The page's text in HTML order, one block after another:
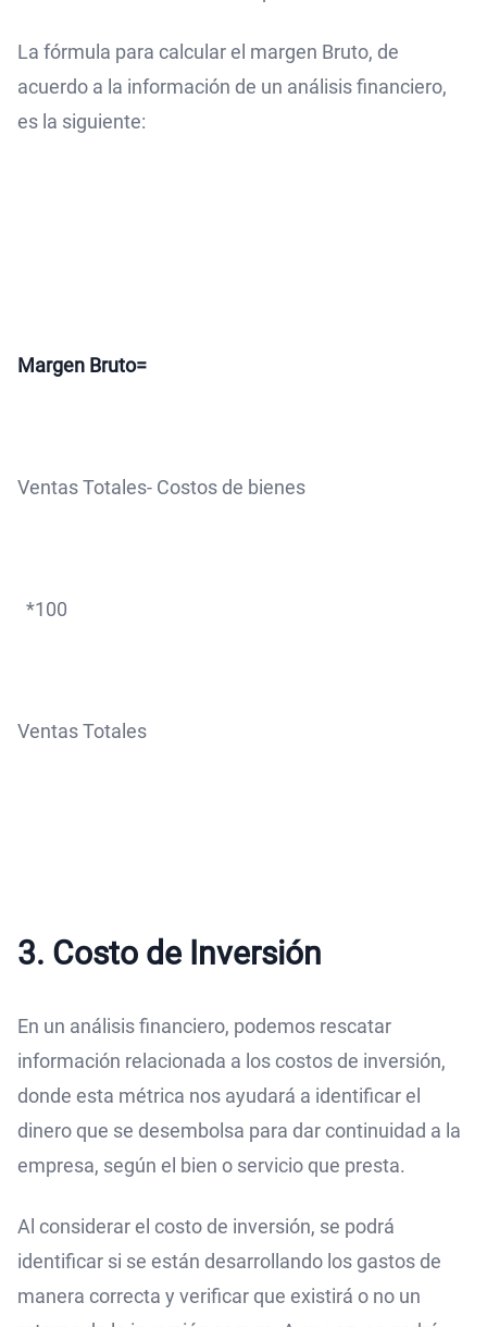
La fórmula para calcular el margen Bruto, de
acuerdo a la información de un análisis financiero,
es la siguiente:
Margen Bruto=
Ventas Totales- Costos de bienes
*100
Ventas Totales
3. Costo de Inversión
En un análisis financiero, podemos rescatar
información relacionada a los costos de inversión,
donde esta métrica nos ayudará a identificar el
dinero que se desembolsa para dar continuidad a la
empresa, según el bien o servicio que presta.
Al considerar el costo de inversión, se podrá
identificar si se están desarrollando los gastos de
manera correcta y verificar que existirá o no un